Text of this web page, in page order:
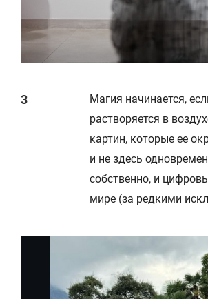
Магия начинается,
растворяется в
картин, которые ее
и не здесь
собственно, и
мире (за редкими